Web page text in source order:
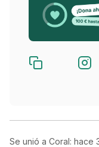
Se unió a Coral: hace